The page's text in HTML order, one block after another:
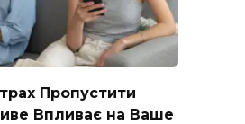
Пропустити
Впливає на Ваше